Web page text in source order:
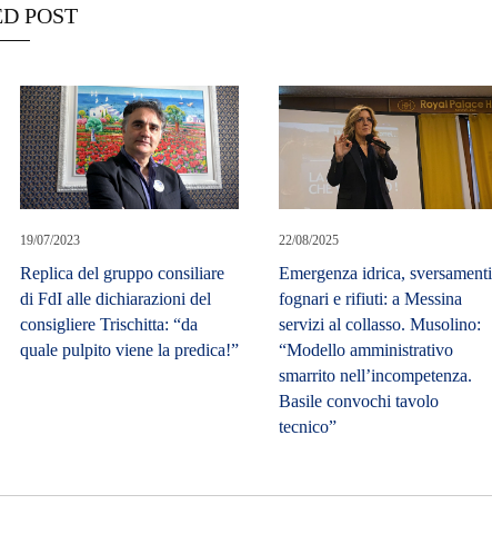
POST
19/07/2023
Replica del gruppo consiliare
di FdI alle dichiarazioni del
consigliere Trischitta: “da
quale pulpito viene la predica!”
22/08/2025
Emergenza idrica, sversamenti
fognari e rifiuti: a Messina
servizi al collasso. Musolino:
“Modello amministrativo
smarrito nell’incompetenza.
Basile convochi tavolo
tecnico”